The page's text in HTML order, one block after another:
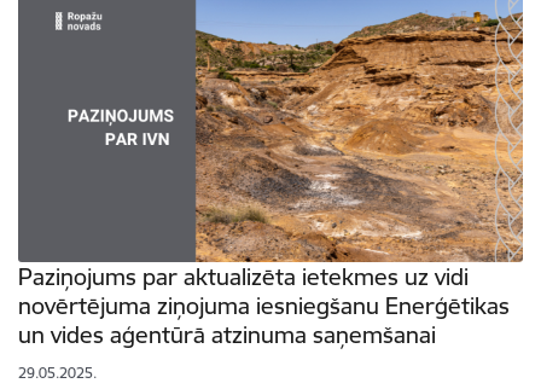
Paziņojums par aktualizēta ietekmes uz vidi
novērtējuma ziņojuma iesniegšanu Enerģētikas
un vides aģentūrā atzinuma saņemšanai
29.05.2025.